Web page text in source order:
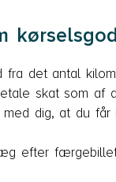
det antal
skat som af
med dig, at du
efter